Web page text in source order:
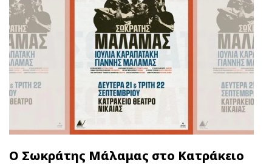
Ο Σωκράτης Μάλαμας στο Κατράκειο